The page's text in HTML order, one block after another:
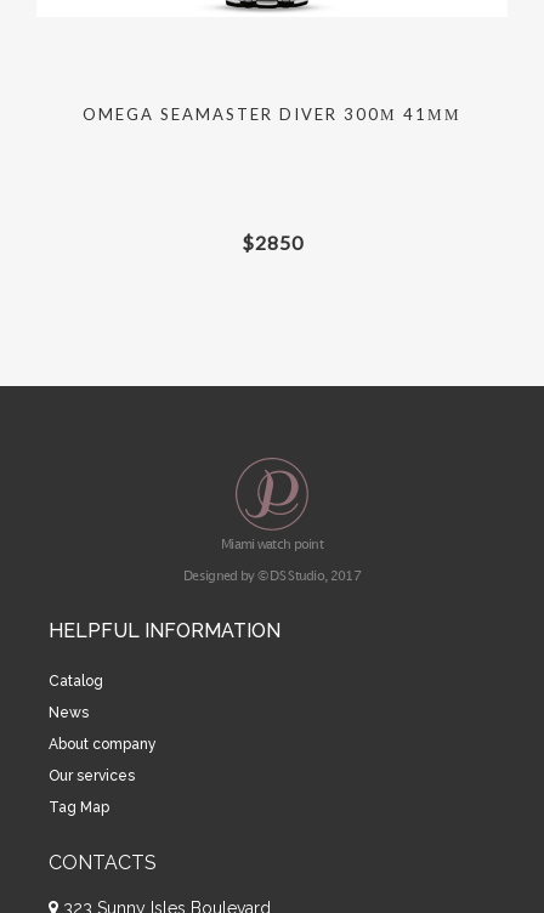
OMEGA SEAMASTER DIVER 300М 41ММ
$2850
Miami watch point
Designed by © DS Studio, 2017
HELPFUL INFORMATION
Catalog
News
About company
Our services
Tag Map
CONTACTS
323 Sunny Isles Boulevard